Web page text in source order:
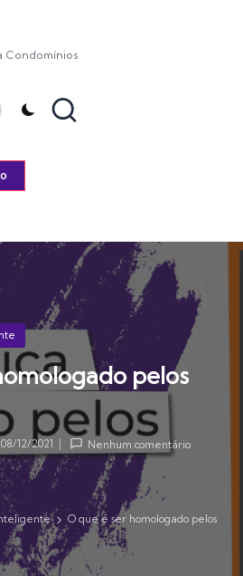
Condomínios
pelos
08/12/2021 Nenhum comentário
O que é ser homologado pelos